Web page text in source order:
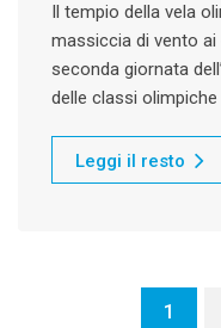
Il tempio della vela
massiccia di vento
seconda giornata
delle classi
Leggi il resto
1